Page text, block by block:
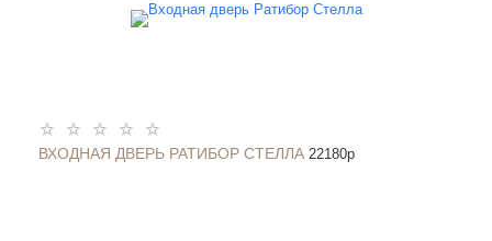
ВХОДНАЯ ДВЕРЬ РАТИБОР СТЕЛЛА 22180p